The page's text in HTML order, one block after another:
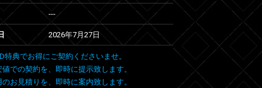
---
2026年7月27日
特典でお得にご契約くださいませ。
での契約を、即時に提示致します。
お見積りを、即時に案内致します。